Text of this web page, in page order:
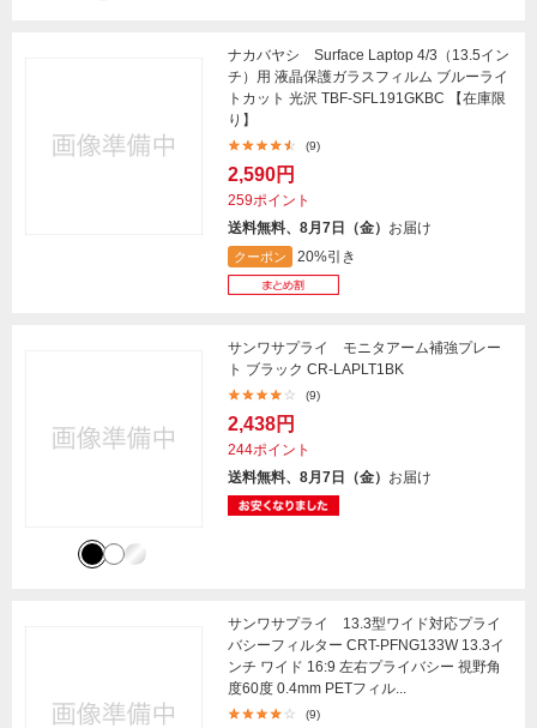
ナカバヤシ Surface Laptop 4/3（13.5イン
チ）用 液晶保護ガラスフィルム ブルーライ
トカット 光沢 TBF-SFL191GKBC 【在庫限
り】
(9)
2,590円
259ポイント
送料無料、8月7日（金） お届け
クーポン 20%引き
サンワサプライ モニタアーム補強プレー
ト ブラック CR-LAPLT1BK
(9)
2,438円
244ポイント
送料無料、8月7日（金） お届け
サンワサプライ 13.3型ワイド対応プライ
バシーフィルター CRT-PFNG133W 13.3イ
ンチ ワイド 16:9 左右プライバシー 視野角
度60度 0.4mm PETフィル...
(9)